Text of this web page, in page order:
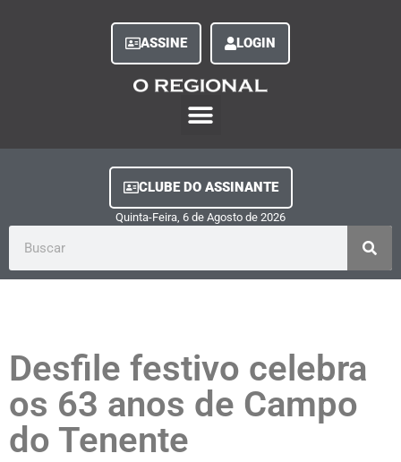
ASSINE LOGIN
CLUBE DO ASSINANTE
Quinta-Feira, 6 de Agosto de 2026
Desfile festivo celebra
os 63 anos de Campo
do Tenente